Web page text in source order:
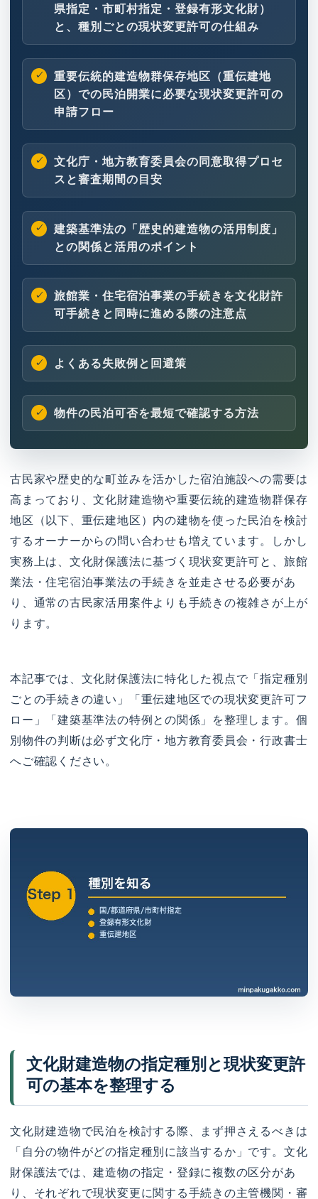
県指定・市町村指定・登録有形文化財）
と、種別ごとの現状変更許可の仕組み
重要伝統的建造物群保存地区（重伝建地
区）での民泊開業に必要な現状変更許可の
申請フロー
文化庁・地方教育委員会の同意取得プロセ
スと審査期間の目安
建築基準法の「歴史的建造物の活用制度」
との関係と活用のポイント
旅館業・住宅宿泊事業の手続きを文化財許
可手続きと同時に進める際の注意点
よくある失敗例と回避策
物件の民泊可否を最短で確認する方法
古民家や歴史的な町並みを活かした宿泊施設への需要は
高まっており、文化財建造物や重要伝統的建造物群保存
地区（以下、重伝建地区）内の建物を使った民泊を検討
するオーナーからの問い合わせも増えています。しかし
実務上は、文化財保護法に基づく現状変更許可と、旅館
業法・住宅宿泊事業法の手続きを並走させる必要があ
り、通常の古民家活用案件よりも手続きの複雑さが上が
ります。
本記事では、文化財保護法に特化した視点で「指定種別
ごとの手続きの違い」「重伝建地区での現状変更許可フ
ロー」「建築基準法の特例との関係」を整理します。個
別物件の判断は必ず文化庁・地方教育委員会・行政書士
へご確認ください。
文化財建造物の指定種別と現状変更許
可の基本を整理する
文化財建造物で民泊を検討する際、まず押さえるべきは
「自分の物件がどの指定種別に該当するか」です。文化
財保護法では、建造物の指定・登録に複数の区分があ
り、それぞれで現状変更に関する手続きの主管機関・審